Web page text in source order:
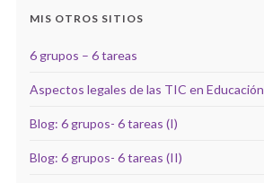
MIS OTROS SITIOS
6 grupos – 6 tareas
Aspectos legales de las TIC en Educación
Blog: 6 grupos- 6 tareas (I)
Blog: 6 grupos- 6 tareas (II)